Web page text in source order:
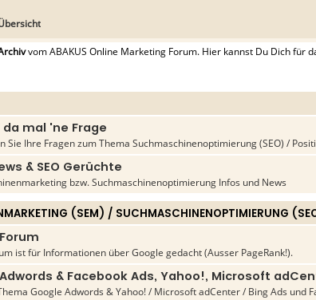
vom ABAKUS Online Marketing Forum. Hier kannst Du Dich für
mal 'ne Frage
Sie Ihre Fragen zum Thema Suchmaschinenoptimierung (SEO) /
& SEO Gerüchte
bzw. Suchmaschinenoptimierung Infos und News
(SEM) / SUCHMASCHINENOPTIMIERUNG
ist für Informationen über Google gedacht (Ausser PageRank!).
& Facebook Ads, Yahoo!, Microsoft
Google Adwords & Yahoo! / Microsoft adCenter / Bing Ads und